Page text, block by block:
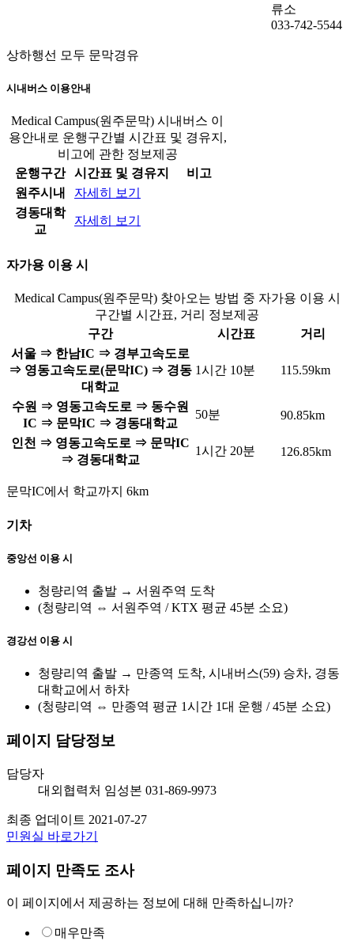
류소
033-742-5544
상하행선 모두 문막경유
시내버스 이용안내
Medical Campus(원주문막) 시내버스 이
용안내로 운행구간별 시간표 및 경유지,
비고에 관한 정보제공
운행구간
시간표 및 경유지
비고
원주시내
자세히 보기
경동대학
교
자세히 보기
자가용 이용 시
Medical Campus(원주문막) 찾아오는 방법 중 자가용 이용 시
구간별 시간표, 거리 정보제공
구간
시간표
거리
서울 ⇒ 한남IC ⇒ 경부고속도로
⇒ 영동고속도로(문막IC) ⇒ 경동
대학교
1시간 10분 115.59km
수원 ⇒ 영동고속도로 ⇒ 동수원
IC ⇒ 문막IC ⇒ 경동대학교
50분 90.85km
인천 ⇒ 영동고속도로 ⇒ 문막IC
⇒ 경동대학교
1시간 20분 126.85km
문막IC에서 학교까지 6km
기차
중앙선 이용 시
청량리역 출발 → 서원주역 도착
(청량리역 ⇔ 서원주역 / KTX 평균 45분 소요)
경강선 이용 시
청량리역 출발 → 만종역 도착, 시내버스(59) 승차, 경동
대학교에서 하차
(청량리역 ⇔ 만종역 평균 1시간 1대 운행 / 45분 소요)
페이지 담당정보
담당자
대외협력처 임성본 031-869-9973
최종 업데이트 2021-07-27
민원실 바로가기
페이지 만족도 조사
이 페이지에서 제공하는 정보에 대해 만족하십니까?
매우만족